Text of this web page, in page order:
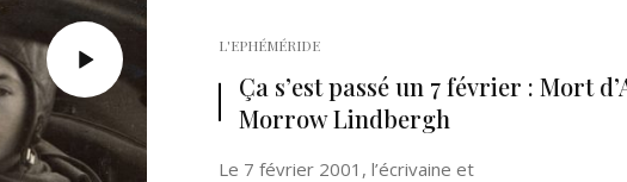
L'EPHÉMÉRIDE
Ça s’est passé un 7 février : Mort
Morrow Lindbergh
Le 7 février 2001, l’écrivaine et